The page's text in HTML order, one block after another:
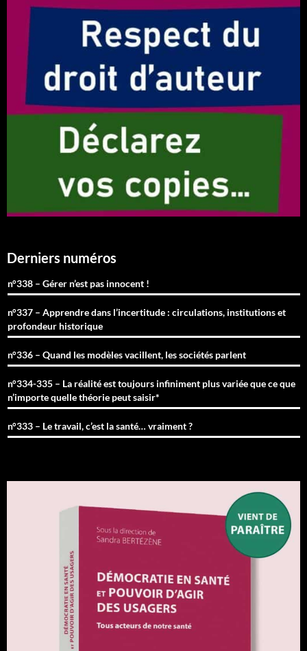
Derniers numéros
n°338 – Gérer n’est pas innocent !
n°337 – Apprendre dans l’incertitude : circulations, institutions et
profondeur historique
n°336 – Quand les modèles vacillent, les sociétés parlent
n°334-335 – La réalité est toujours infiniment plus variée que ce que
n’importe quelle théorie peut saisir*
n°333 – Le travail, c’est la santé… vraiment ?